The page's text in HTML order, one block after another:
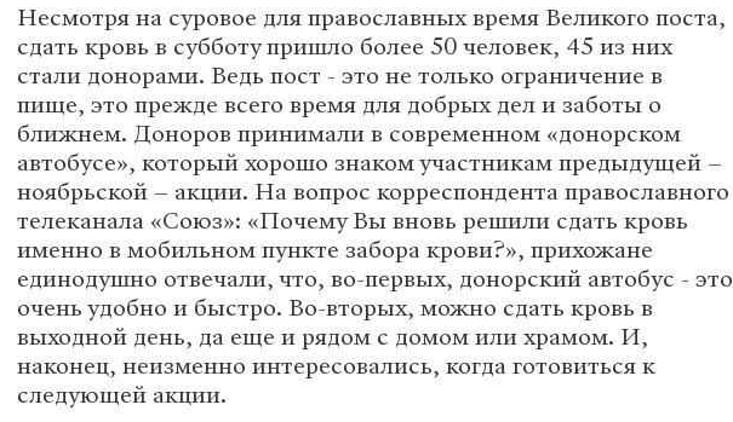
Несмотря на суровое для православных время Великого поста,
сдать кровь в субботу пришло более 50 человек, 45 из них
стали донорами. Ведь пост - это не только ограничение в
пище, это прежде всего время для добрых дел и заботы о
ближнем. Доноров принимали в современном «донорском
автобусе», который хорошо знаком участникам предыдущей –
ноябрьской – акции. На вопрос корреспондента православного
телеканала «Союз»: «Почему Вы вновь решили сдать кровь
именно в мобильном пункте забора крови?», прихожане
единодушно отвечали, что, во-первых, донорский автобус - это
очень удобно и быстро. Во-вторых, можно сдать кровь в
выходной день, да еще и рядом с домом или храмом. И,
наконец, неизменно интересовались, когда готовиться к
следующей акции.